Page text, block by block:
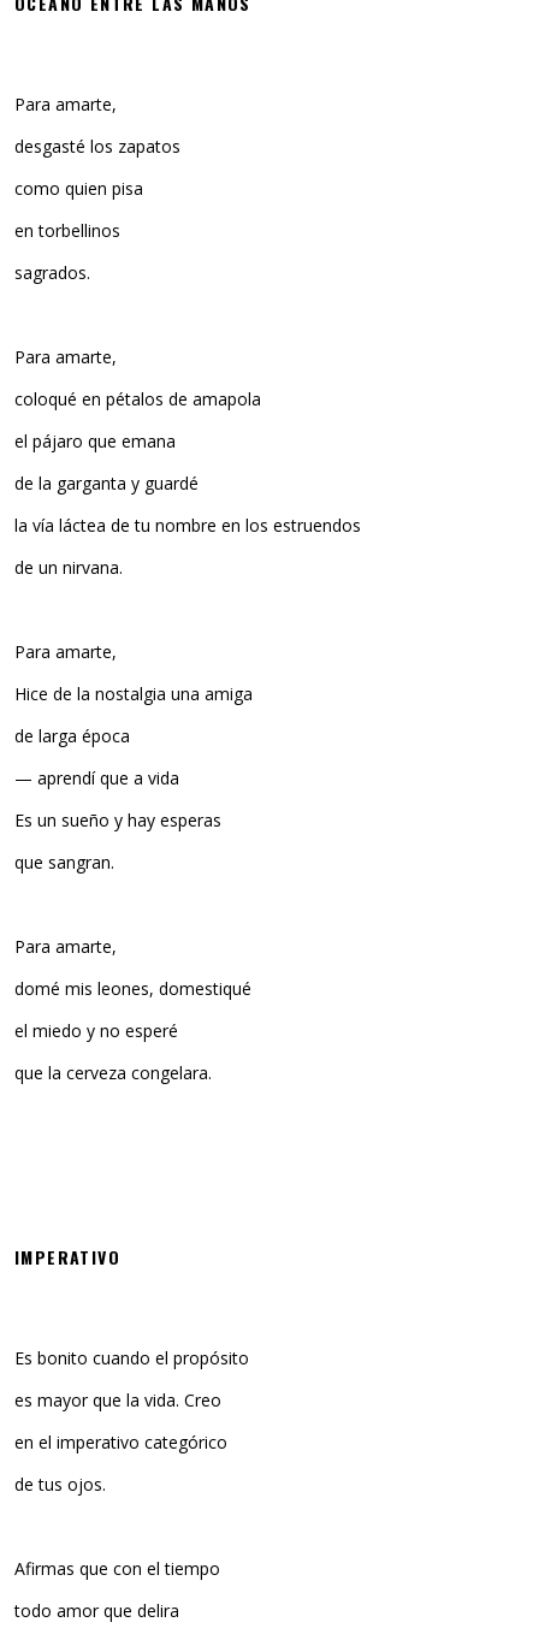
Para amarte,
desgasté los zapatos
como quien pisa
en torbellinos
sagrados.
Para amarte,
coloqué en pétalos de amapola
el pájaro que emana
de la garganta y guardé
la vía láctea de tu nombre en los estruendos
de un nirvana.
Para amarte,
Hice de la nostalgia una amiga
de larga época
— aprendí que a vida
Es un sueño y hay esperas
que sangran.
Para amarte,
domé mis leones, domestiqué
el miedo y no esperé
que la cerveza congelara.
IMPERATIVO
Es bonito cuando el propósito
es mayor que la vida. Creo
en el imperativo categórico
de tus ojos.
Afirmas que con el tiempo
todo amor que delira